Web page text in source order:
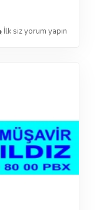
İlk siz yorum yapın